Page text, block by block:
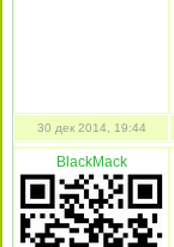
30 дек 2014, 19:44
BlackMack